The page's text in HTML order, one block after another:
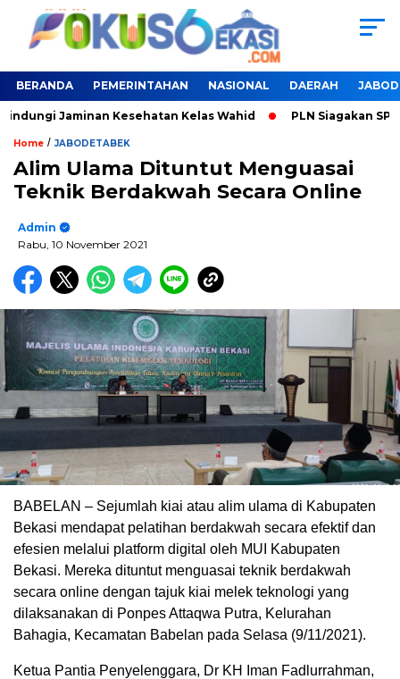
BERANDA PEMERINTAHAN NASIONAL DAERAH
Jaminan Kesehatan Kelas Wahid PLN Siagakan
Home / JABODETABEK
Alim Ulama Dituntut Menguasai
Teknik Berdakwah Secara Online
Admin
Rabu, 10 November 2021
BABELAN – Sejumlah kiai atau alim ulama di Kabupaten
Bekasi mendapat pelatihan berdakwah secara efektif dan
efesien melalui platform digital oleh MUI Kabupaten
Bekasi. Mereka dituntut menguasai teknik berdakwah
secara online dengan tajuk kiai melek teknologi yang
dilaksanakan di Ponpes Attaqwa Putra, Kelurahan
Bahagia, Kecamatan Babelan pada Selasa (9/11/2021).
Ketua Pantia Penyelenggara, Dr KH Iman Fadlurrahman,